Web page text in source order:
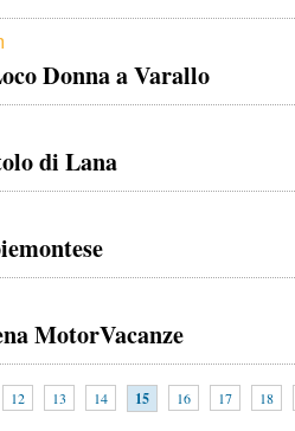
Donna a Varallo
di Lana
MotorVacanze
12 13 14 15 16 17 18